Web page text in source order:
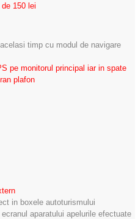
150 lei
timp cu modul de navigare
pe monitorul principal iar in spate
plafon
in boxele autoturismului
aparatului apelurile efectuate